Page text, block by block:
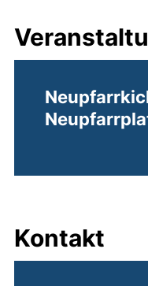
Kontakt